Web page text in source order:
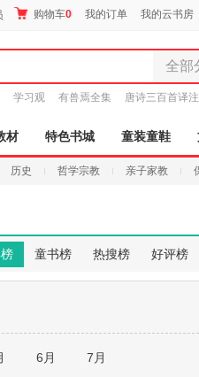
购物车0 我的订单 我的云书房
全部
全部分
图书
电子书
音像
玩具
孕婴
学习观 有兽焉全集 唐诗三百首译注
材 特色书城 童装童鞋
历史 哲学宗教 亲子家教
童书榜 热搜榜 好评榜
6月 7月